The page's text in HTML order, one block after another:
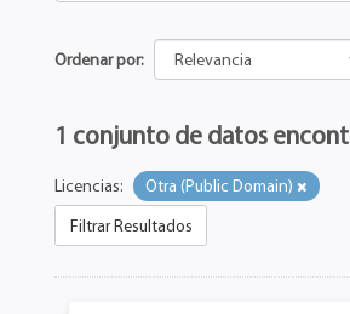
Ordenar por
1 conjunto de datos
Licencias:
Otra (Public Domain)
Filtrar Resultados